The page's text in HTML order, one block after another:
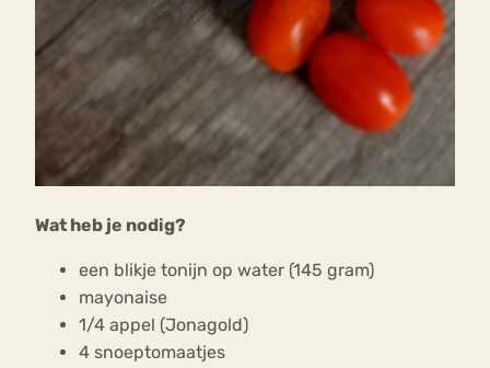
Wat heb je nodig?
een blikje tonijn op water (145 gram)
mayonaise
1/4 appel (Jonagold)
4 snoeptomaatjes